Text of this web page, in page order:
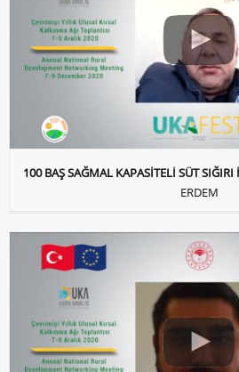
100 BAŞ SAĞMAL KAPASİTELİ SÜT SIĞIRI
ERDEM